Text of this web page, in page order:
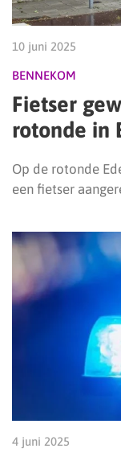
10 juni 2025
BENNEKOM
Fietser
rotonde in
Op de rotonde
een fietser
4 juni 2025